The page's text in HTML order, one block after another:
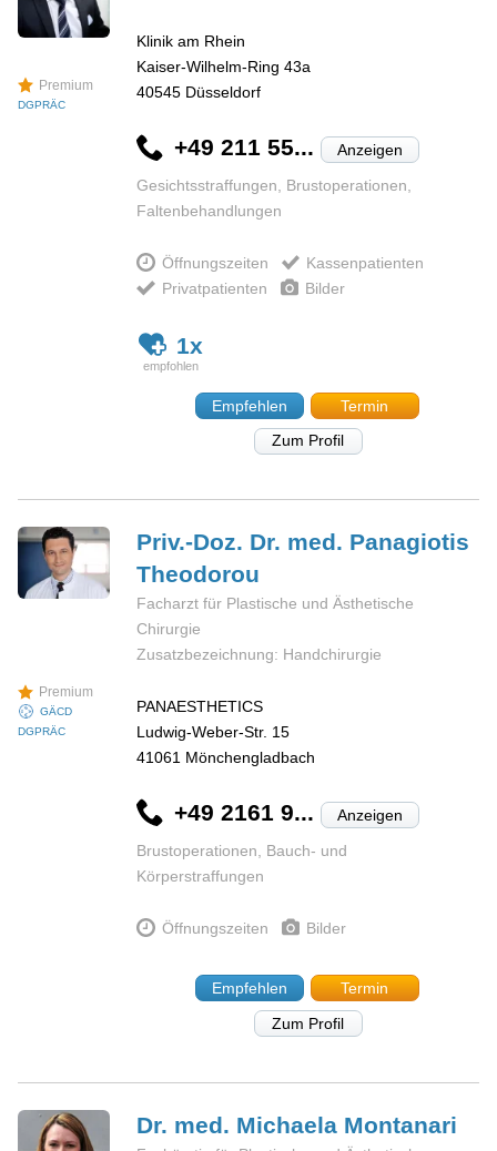
Premium
DGPRÄC
Klinik am Rhein
Kaiser-Wilhelm-Ring 43a
40545 Düsseldorf
+49 211 55... Anzeigen
Gesichtsstraffungen, Brustoperationen,
Faltenbehandlungen
Öffnungszeiten
Kassenpatienten
Privatpatienten
Bilder
1x
Empfehlen
Termin
Zum Profil
Premium
GÄCD
DGPRÄC
Priv.-Doz. Dr. med. Panagiotis
Theodorou
Facharzt für Plastische und Ästhetische
Chirurgie
Zusatzbezeichnung: Handchirurgie
PANAESTHETICS
Ludwig-Weber-Str. 15
41061 Mönchengladbach
+49 2161 9... Anzeigen
Brustoperationen, Bauch- und
Körperstraffungen
Öffnungszeiten Bilder
Empfehlen
Termin
Zum Profil
Dr. med. Michaela Montanari